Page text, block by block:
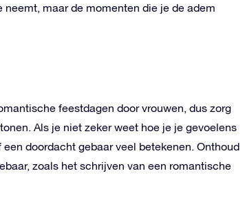
maar de momenten die je de adem
feestdagen door vrouwen, dus zorg
Als je niet zeker weet hoe je je gevoelens
doordacht gebaar veel betekenen. Onthoud
zoals het schrijven van een romantische